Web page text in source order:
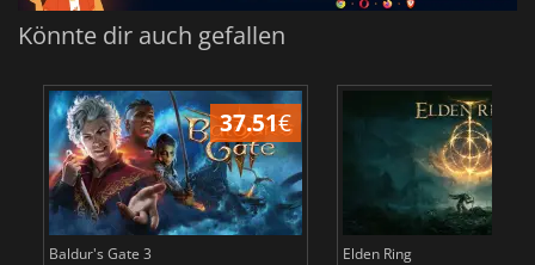
Könnte dir auch gefallen
37.51€
Baldur's Gate 3 Elden Ring